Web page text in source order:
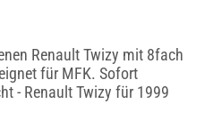
Renault Twizy mit 8fach
für MFK. Sofort
- Renault Twizy für 1999